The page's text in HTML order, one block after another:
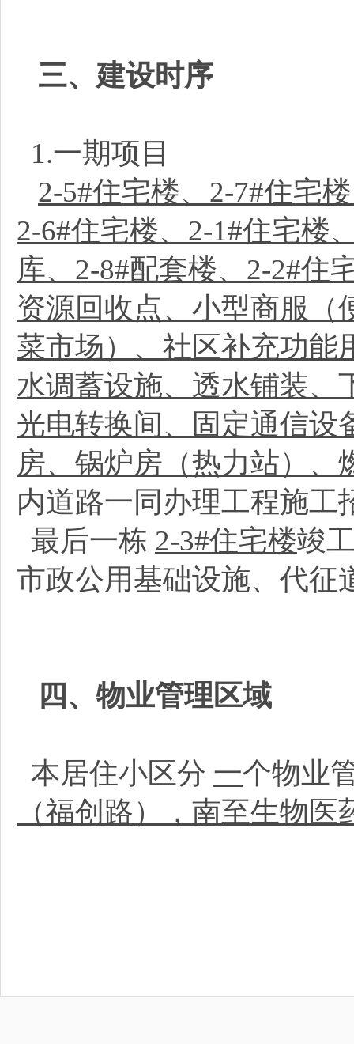
三、建设时序
1.一期项目
2-5#住宅楼、2-7#住宅
2-6#住宅楼、2-1#住宅楼
库、2-8#配套楼、2-2#住
资源回收点、小型商服（
菜市场）、社区补充功能
水调蓄设施、透水铺装、
光电转换间、固定通信设
房、锅炉房（热力站）、
内道路一同办理工程施工
最后一栋 2-3#住宅楼竣
市政公用基础设施、代征
四、物业管理区域
本居住小区分 一个物业
（福创路），南至生物